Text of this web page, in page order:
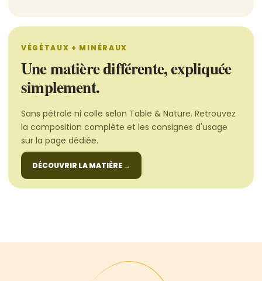
VÉGÉTAUX + MINÉRAUX
Une matière différente, expliquée
simplement.
Sans pétrole ni colle selon Table & Nature. Retrouvez
la composition complète et les consignes d'usage
sur la page dédiée.
DÉCOUVRIR LA MATIÈRE →